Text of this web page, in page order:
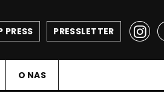
PRESSLETTER
PRESS
O NAS